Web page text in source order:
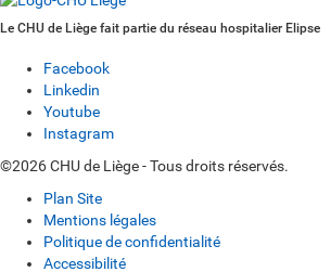
Le CHU de Liège fait partie du réseau hospitalier Elipse
Facebook
Linkedin
Youtube
Instagram
©2026 CHU de Liège - Tous droits réservés.
Plan Site
Mentions légales
Politique de confidentialité
Accessibilité